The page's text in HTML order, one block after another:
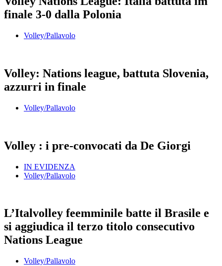
finale 3-0 dalla Polonia
Volley/Pallavolo
Volley: Nations league, battuta Slovenia,
azzurri in finale
Volley/Pallavolo
Volley : i pre-convocati da De Giorgi
IN EVIDENZA
Volley/Pallavolo
L’Italvolley feemminile batte il Brasile e
si aggiudica il terzo titolo consecutivo
Nations League
Volley/Pallavolo